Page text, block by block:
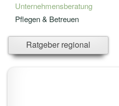
Unternehmensberatung
Pflegen & Betreuen
Versicherung - u. Finanzwesen
Reisen & Touristik
Ratgeber regional